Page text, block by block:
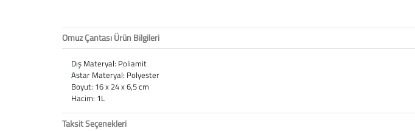
Omuz Çantası Ürün Bilgileri
Dış Materyal: Poliamit
Astar Materyal: Polyester
Boyut: 16 x 24 x 6,5 cm
Hacim: 1L
Taksit Seçenekleri